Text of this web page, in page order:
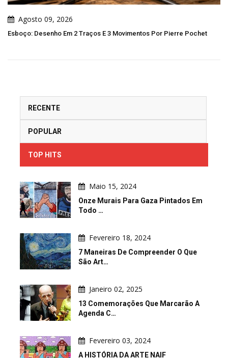
Agosto 09, 2026
Esboço: Desenho Em 2 Traços E 3 Movimentos Por Pierre Pochet
RECENTE
POPULAR
TOP HITS
Maio 15, 2024
Onze Murais Para Gaza Pintados Em
Todo …
Fevereiro 18, 2024
7 Maneiras De Compreender O Que
São Art…
Janeiro 02, 2025
13 Comemorações Que Marcarão A
Agenda C…
Fevereiro 03, 2024
A HISTÓRIA DA ARTE NAIF